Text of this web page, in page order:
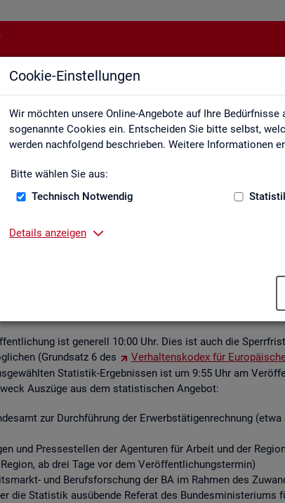
Cookie-Einstellungen
Wir möchten unsere Online-Angebote auf Ihre
sogenannte Cookies ein. Entscheiden Sie bitte selbst,
werden nachfolgend beschrieben. Weitere Informationen
Bitte wählen Sie aus:
Technisch Notwendig
Details anzeigen
der Sta­tis­ti­ken über den Ar­beits­markt in
ist ge­ne­rell 10:00 Uhr. Dies ist auch die
(Grund­satz 6 des
Ver­hal­tens­ko­dex für
Sta­tis­tik-Er­geb­nis­sen ist um 9:55 Uhr am
Aus­zü­ge aus dem sta­tis­ti­schen An­ge­bot:
zur Durch­füh­rung der Er­werbs­tä­ti­gen­rech­nung
und Pres­se­stel­len der Agen­tu­ren für Ar­beit und der
ab drei Tage vor dem Ver­öf­fent­li­chungs­ter­min)
und Be­rufs­for­schung der BA im Rah­men des
die Sta­tis­tik aus­üben­de Re­fe­rat des